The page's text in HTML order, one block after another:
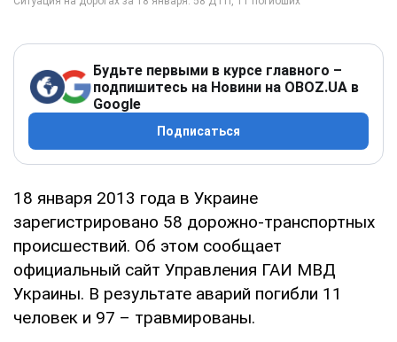
Будьте первыми в курсе главного –
подпишитесь на Новини на OBOZ.UA в
Google
Подписаться
18 января 2013 года в Украине
зарегистрировано 58 дорожно-транспортных
происшествий. Об этом сообщает
официальный сайт Управления ГАИ МВД
Украины. В результате аварий погибли 11
человек и 97 – травмированы.